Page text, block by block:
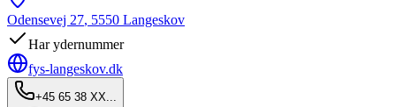
Odensevej 27, 5550 Langeskov
Har ydernummer
fys-langeskov.dk
+45 65 38 XX...